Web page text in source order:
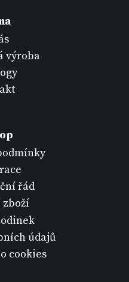
výroba
řád
zboží
údajů
cookies